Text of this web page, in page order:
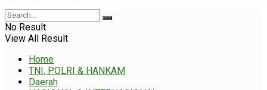
No Result
View All Result
Home
TNI, POLRI & HANKAM
Daerah